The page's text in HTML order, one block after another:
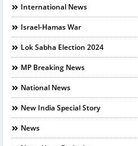
International News
Israel-Hamas War
Lok Sabha Election 2024
MP Breaking News
National News
New India Special Story
News